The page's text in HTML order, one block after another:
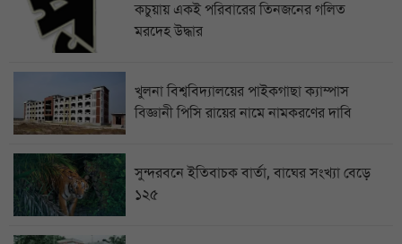
কচুয়ায় একই পরিবারের তিনজনের গলিত
মরদেহ উদ্ধার
খুলনা বিশ্ববিদ্যালয়ের পাইকগাছা ক্যাম্পাস
বিজ্ঞানী পিসি রায়ের নামে নামকরণের দাবি
সুন্দরবনে ইতিবাচক বার্তা, বাঘের সংখ্যা বেড়ে
১২৫